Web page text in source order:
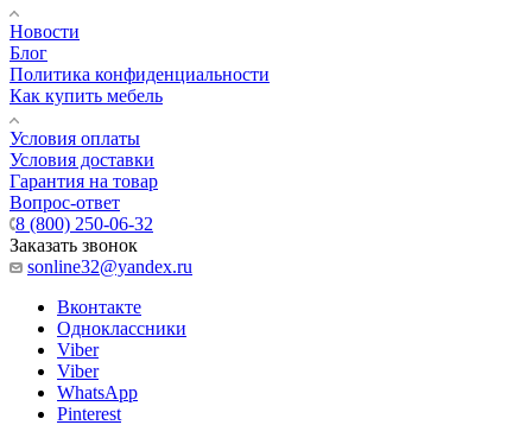
Новости
Блог
Политика конфиденциальности
Как купить мебель
Условия оплаты
Условия доставки
Гарантия на товар
Вопрос-ответ
8 (800) 250-06-32
Заказать звонок
sonline32@yandex.ru
Вконтакте
Одноклассники
Viber
Viber
WhatsApp
Pinterest